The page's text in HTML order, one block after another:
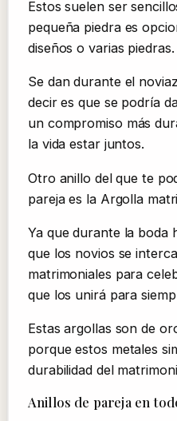
Estos suelen ser
pequeña piedra es
diseños o varias piedras.
Se dan durante el
decir es que se podría
un compromiso más
la vida estar juntos.
Otro anillo del que te
pareja es la Argolla
Ya que durante la boda
que los novios se
matrimoniales para
que los unirá para
Estas argollas son de
porque estos metales
durabilidad del
Anillos de pareja en